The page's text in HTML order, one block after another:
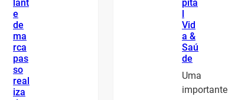
lant
e
de
ma
rca
pas
so
real
iza
pita
Vid
a &
Saú
de
Uma
importante